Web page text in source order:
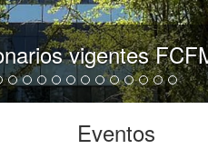
vigentes
Eventos